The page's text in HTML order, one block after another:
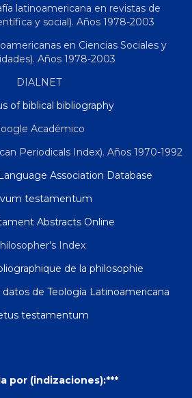
latinoamericana en revistas de
y social). Años 1978-2003
en Ciencias Sociales y
Años 1978-2003
DIALNET
of biblical bibliography
Académico
Periodicals Index). Años 1970-1992
Association Database
testamentum
Abstracts Online
Index
de la philosophie
de Teología Latinoamericana
testamentum
por (indizaciones):***